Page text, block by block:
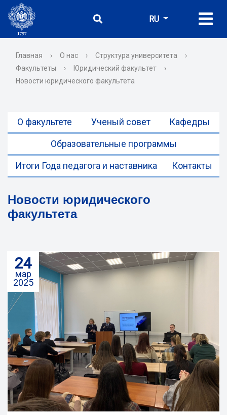
RU
Главная › О нас › Структура университета
›
Факультеты
› Юридический факультет
›
Новости юридического факультета
О факультете Ученый совет Кафедры
Образовательные программы
Итоги Года педагога и наставника Контакты
Новости юридического
факультета
24
мар
2025